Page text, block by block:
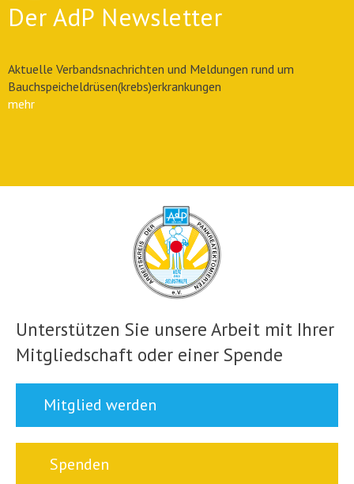
Der AdP Newsletter
Aktuelle Verbandsnachrichten und Meldungen rund um
Bauchspeicheldrüsen(krebs)erkrankungen
mehr
Unterstützen Sie unsere Arbeit mit Ihrer
Mitgliedschaft oder einer Spende
Mitglied werden
Spenden